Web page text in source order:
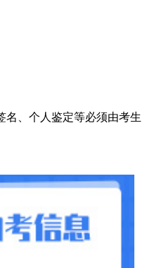
名、个人鉴定等必须由考生